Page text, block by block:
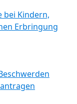
bei Kindern,
Erbringung